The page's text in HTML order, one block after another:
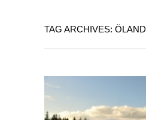
TAG ARCHIVES: ÖLAND